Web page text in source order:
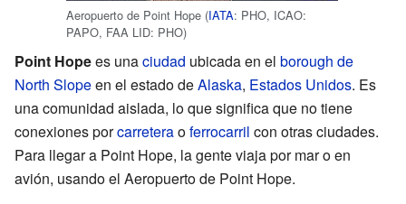
Aeropuerto de Point Hope (IATA: PHO, ICAO:
PAPO, FAA LID: PHO)
Point Hopees unaciudad ubicada en el borough de
North Slopeen el estado deAlaska, Estados Unidos. Es
una comunidad aislada, lo que significa que no tiene
conexiones porcarreteraoferrocarril con otras ciudades.
Para llegar a Point Hope, la gente viaja por mar o en
avión, usando el Aeropuerto de Point Hope.